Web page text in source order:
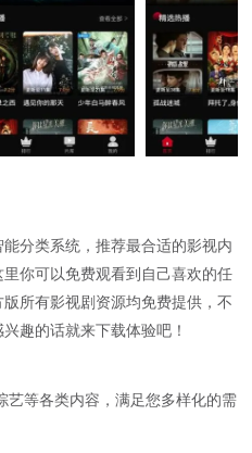
分类系统，推荐最合适的影视内
你可以免费观看到自己喜欢的任
所有影视剧资源均免费提供，不
趣的话就来下载体验吧！
艺等各类内容，满足您多样化的需